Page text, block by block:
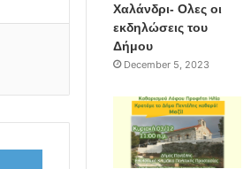
Χαλάνδρι- Ολες οι
εκδηλώσεις του
Δήμου
December 5, 2023